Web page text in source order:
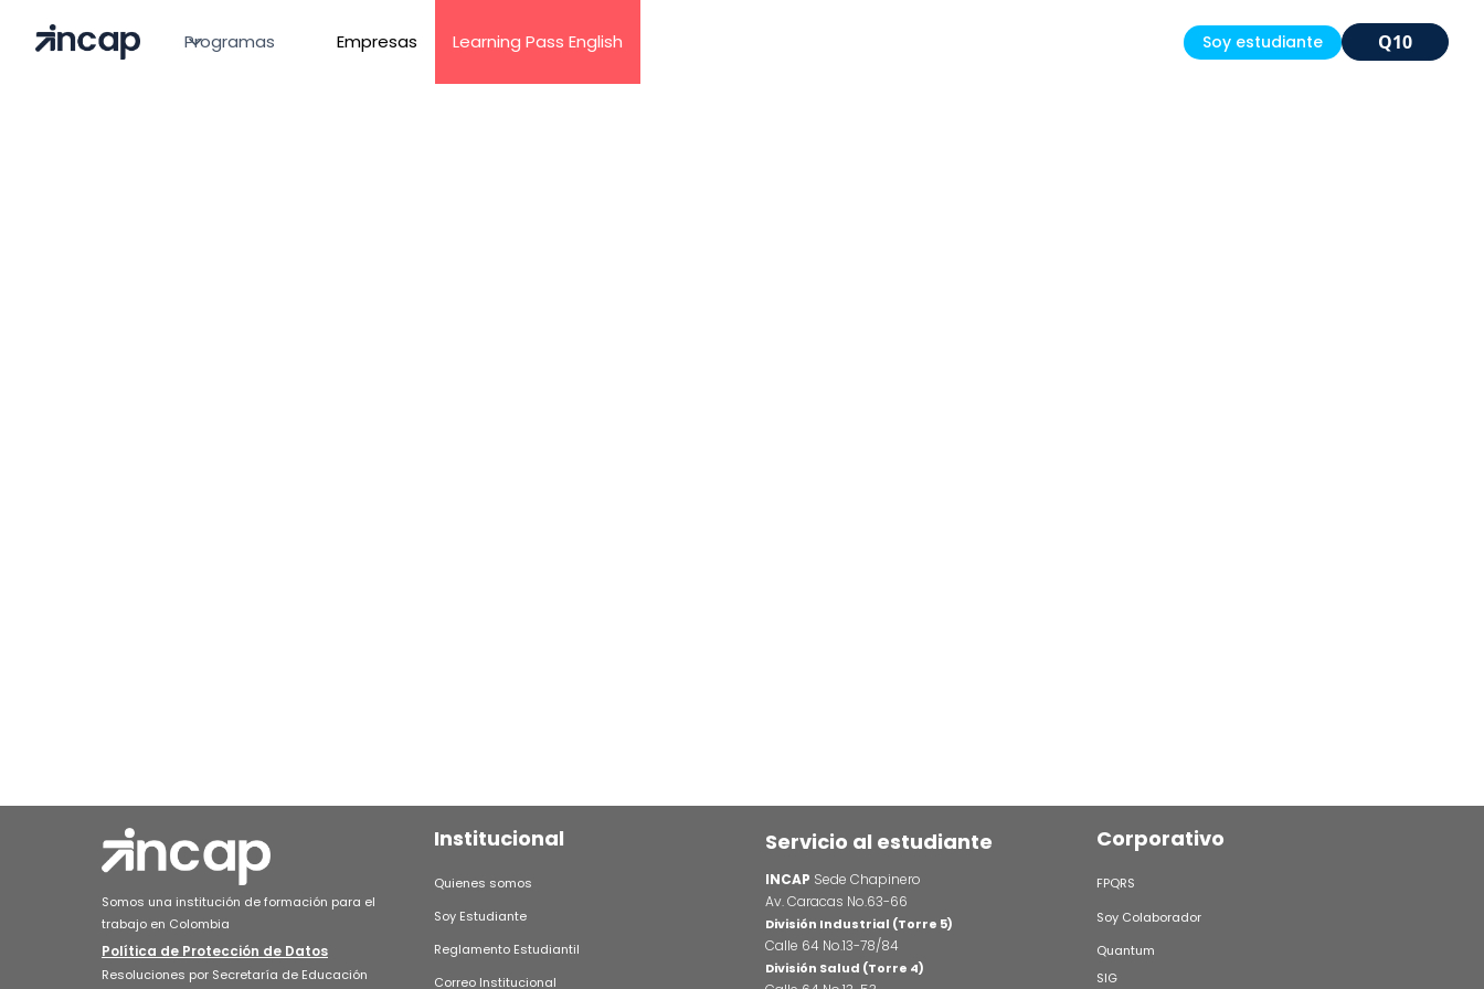
Programas Empresas Learning Pass English Soy estudiante Q10
Somos una institución de formación para el
trabajo en Colombia
Política de Protección de Datos
Resoluciones por Secretaría de Educación
Institucional
Quienes somos
Soy Estudiante
Reglamento Estudiantil
Correo Institucional
Servicio al estudiante
INCAP Sede Chapinero
Av. Caracas No.63-66
División Industrial (Torre 5)
Calle 64 No.13-78/84
División Salud (Torre 4)
Corporativo
FPQRS
Soy Colaborador
Quantum
SIG